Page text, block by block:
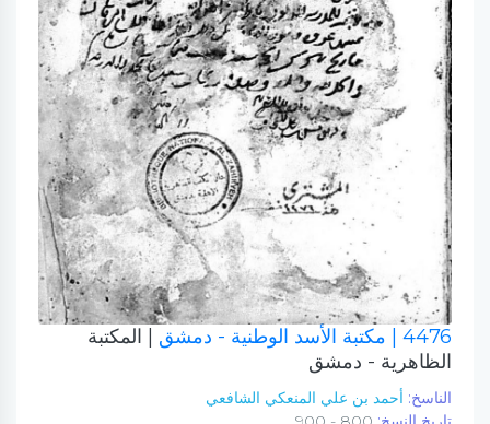
4476 | مكتبة الأسد الوطنية - دمشق
| المكتبة
الظاهرية - دمشق
الناسخ: أحمد بن علي المنعكي الشافعي